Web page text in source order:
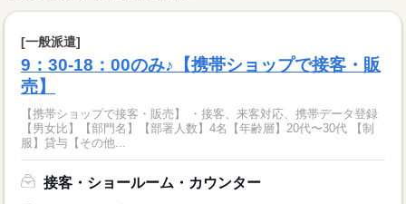
[一般派遣]
9：30-18：00のみ♪【携帯ショップで接客・販
売】
【携帯ショップで接客・販売】 ・接客、来客対応、携帯データ登録
【男女比】【部門名】【部署人数】4名【年齢層】20代〜30代 【制
服】貸与【その他...
接客・ショールーム・カウンター